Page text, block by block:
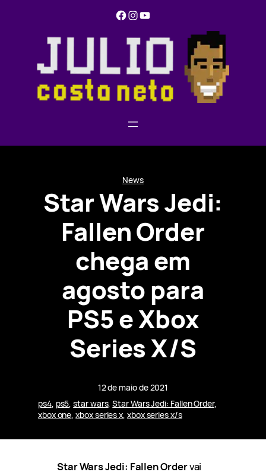
Facebook Instagram YouTube
News
Star Wars Jedi:
Fallen Order
chega em
agosto para
PS5 e Xbox
Series X/S
12 de maio de 2021
ps4, ps5, star wars, Star Wars Jedi: Fallen Order
xbox one, xbox series x, xbox series x/s
Star Wars Jedi: Fallen Ordervai